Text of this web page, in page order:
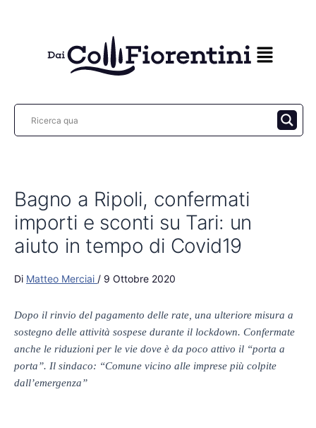
Bagno a Ripoli, confermati
importi e sconti su Tari: un
aiuto in tempo di Covid19
Di Matteo Merciai / 9 Ottobre 2020
Dopo il rinvio del pagamento delle rate, una ulteriore misura a
sostegno delle attività sospese durante il lockdown. Confermate
anche le riduzioni per le vie dove è da poco attivo il “porta a
porta”. Il sindaco: “Comune vicino alle imprese più colpite
dall’emergenza”